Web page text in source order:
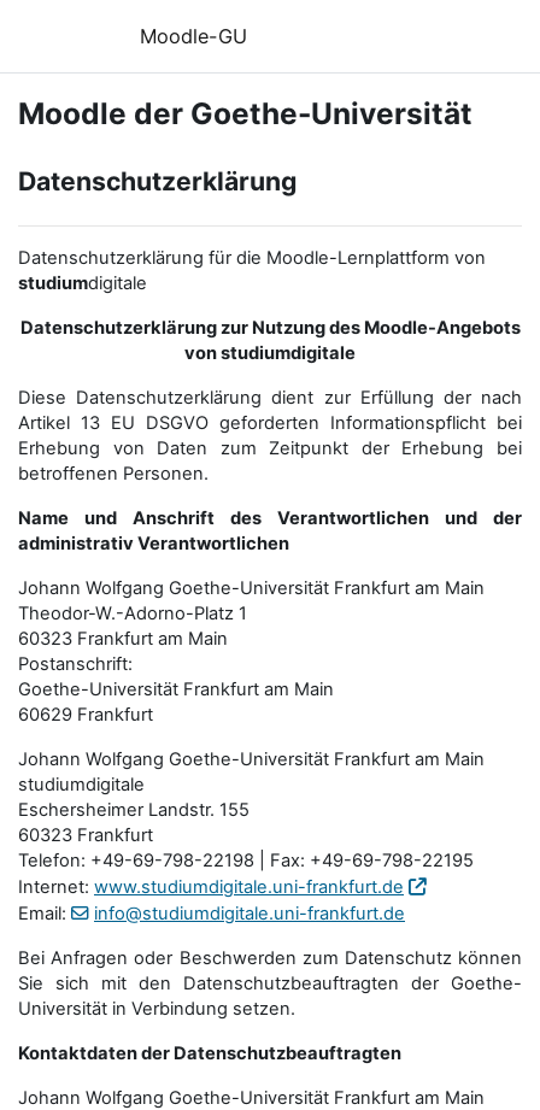
Moodle-GU
Moodle der Goethe-Universität
Datenschutzerklärung
Datenschutzerklärung für die Moodle-Lernplattform von
studiumdigitale
Datenschutzerklärung zur Nutzung des Moodle-Angebots
von studiumdigitale
Diese Datenschutzerklärung dient zur Erfüllung der nach
Artikel 13 EU DSGVO geforderten Informationspflicht bei
Erhebung von Daten zum Zeitpunkt der Erhebung bei
betroffenen Personen.
Name und Anschrift des Verantwortlichen und der
administrativ Verantwortlichen
Johann Wolfgang Goethe-Universität Frankfurt am Main
Theodor-W.-Adorno-Platz 1
60323 Frankfurt am Main
Postanschrift:
Goethe-Universität Frankfurt am Main
60629 Frankfurt
Johann Wolfgang Goethe-Universität Frankfurt am Main
studiumdigitale
Eschersheimer Landstr. 155
60323 Frankfurt
Telefon: +49-69-798-22198 | Fax: +49-69-798-22195
Internet: www.studiumdigitale.uni-frankfurt.de
Email:
info@studiumdigitale.uni-frankfurt.de
Bei Anfragen oder Beschwerden zum Datenschutz können
Sie sich mit den Datenschutz­beauftragten der Goethe-
Universität in Verbindung setzen.
Kontaktdaten der Datenschutzbeauftragten
Johann Wolfgang Goethe-Universität Frankfurt am Main